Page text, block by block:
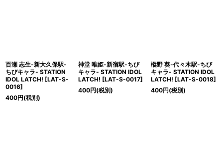
百瀬 志生-新大久保駅-
ちびキャラ- STATION
IDOL LATCH! [LAT-S-
0016]
400円(税別)
神堂 唯姫-新宿駅-ちび
キャラ- STATION IDOL
LATCH! [LAT-S-0017]
400円(税別)
樅野 葵-代々木駅-ちび
キャラ- STATION IDOL
LATCH! [LAT-S-0018]
400円(税別)